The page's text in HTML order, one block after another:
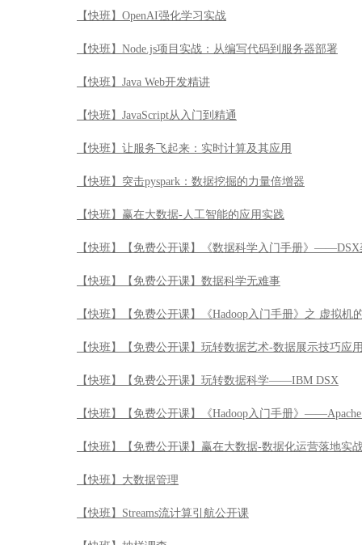
【快班】突击pyspark：数据挖掘的力量倍增器
【快班】赢在大数据-人工智能的应用实践
【快班】【免费公开课】《数据科学入门手册》——DSX
【快班】【免费公开课】数据科学无难事
【快班】【免费公开课】《Hadoop入门手册》之 虚拟机
【快班】【免费公开课】玩转数据艺术-数据展示技巧应
【快班】【免费公开课】玩转数据科学——IBM DSX
【快班】【免费公开课】《Hadoop入门手册》——Apache
【快班】【免费公开课】赢在大数据-数据化运营落地实
【快班】大数据管理
【快班】Streams流计算引航公开课
【快班】抽样调查
【快班】LATEX公式排版系统引航
【快班】Watson Analytics数据分析应用实战公开课
【快班】数据陷阱解读
【快班】R七种武器之文本挖掘包tm